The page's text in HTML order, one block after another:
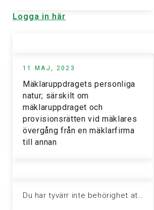
Logga in här
11 MAJ, 2023
Mäklaruppdragets personliga
natur; särskilt om
mäklaruppdraget och
provisionsrätten vid mäklares
övergång från en mäklarfirma
till annan
Du har tyvärr inte behörighet att visa denna sida. Vänligen logga in för att ta del av informationen.